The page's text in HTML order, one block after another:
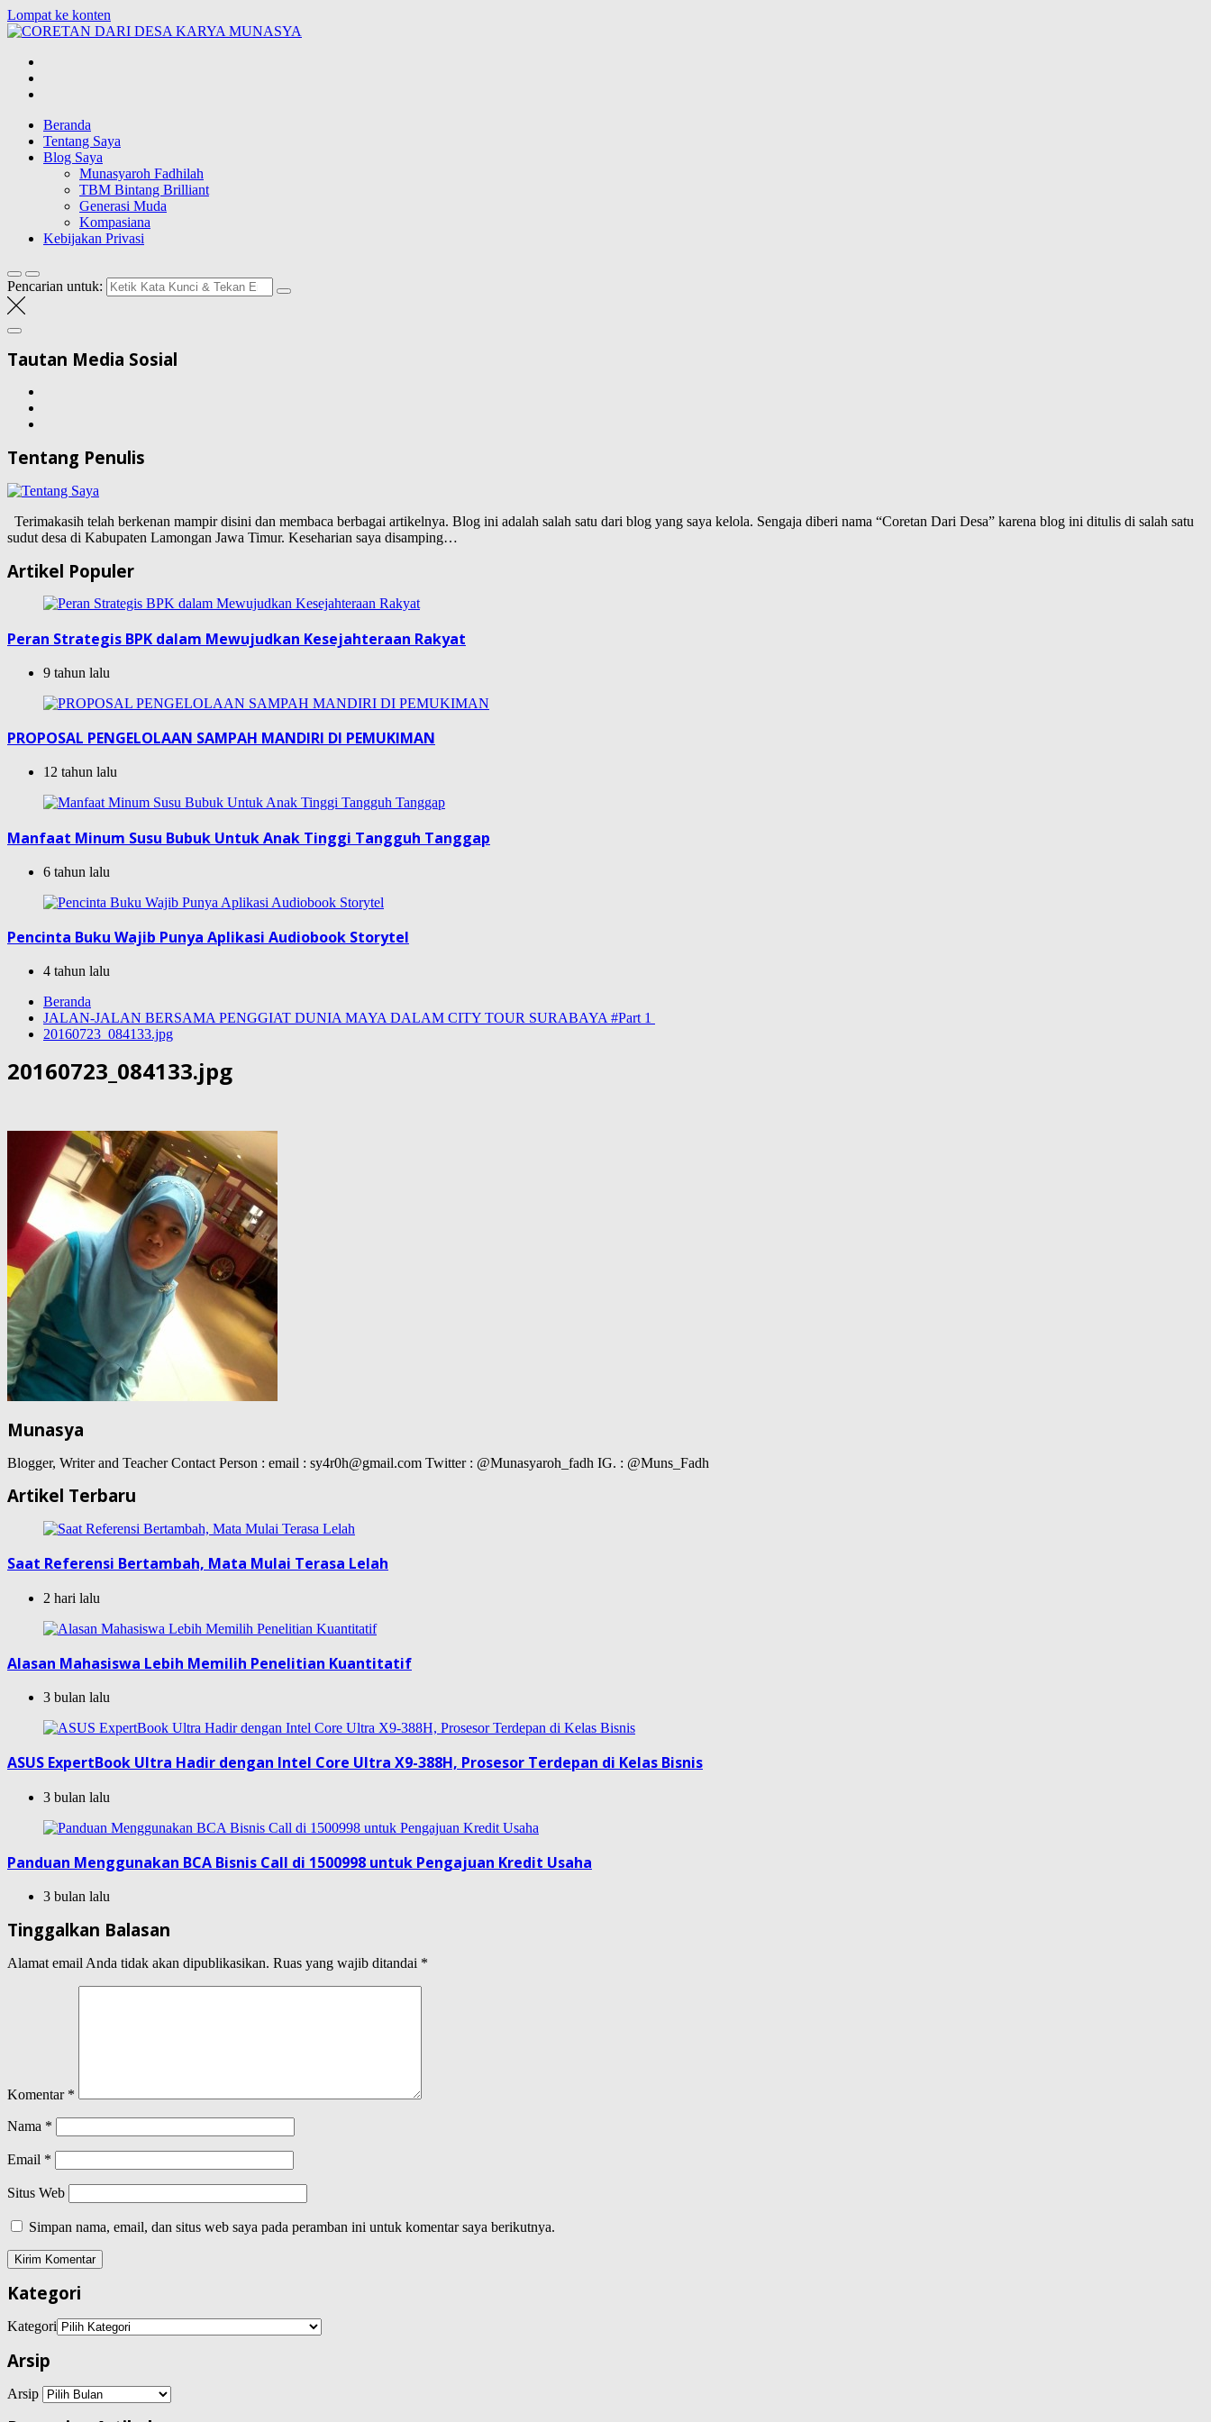
Lompat ke konten
Blog Wong Ndeso yang ingin berbagi berbagai hal di sekitarnya
Beranda
Tentang Saya
Blog Saya
Munasyaroh Fadhilah
TBM Bintang Brilliant
Generasi Muda
Kompasiana
Kebijakan Privasi
Pencarian untuk:
Tautan Media Sosial
Tentang Penulis
Terimakasih telah berkenan mampir disini dan membaca berbagai artikelnya. Blog ini adalah salah satu dari blog yang saya kelola. Sengaja diberi nama “Coretan Dari Desa” karena blog ini ditulis di salah satu
sudut desa di Kabupaten Lamongan Jawa Timur. Keseharian saya disamping…
Artikel Populer
Peran Strategis BPK dalam Mewujudkan Kesejahteraan Rakyat
9 tahun lalu
PROPOSAL PENGELOLAAN SAMPAH MANDIRI DI PEMUKIMAN
12 tahun lalu
Manfaat Minum Susu Bubuk Untuk Anak Tinggi Tangguh Tanggap
6 tahun lalu
Pencinta Buku Wajib Punya Aplikasi Audiobook Storytel
4 tahun lalu
Beranda
JALAN-JALAN BERSAMA PENGGIAT DUNIA MAYA DALAM CITY TOUR SURABAYA #Part 1
20160723_084133.jpg
20160723_084133.jpg
Munasya
Blogger, Writer and Teacher Contact Person : email : sy4r0h@gmail.com Twitter : @Munasyaroh_fadh IG. : @Muns_Fadh
Artikel Terbaru
Saat Referensi Bertambah, Mata Mulai Terasa Lelah
2 hari lalu
Alasan Mahasiswa Lebih Memilih Penelitian Kuantitatif
3 bulan lalu
ASUS ExpertBook Ultra Hadir dengan Intel Core Ultra X9-388H, Prosesor Terdepan di Kelas Bisnis
3 bulan lalu
Panduan Menggunakan BCA Bisnis Call di 1500998 untuk Pengajuan Kredit Usaha
3 bulan lalu
Tinggalkan Balasan
Alamat email Anda tidak akan dipublikasikan. Ruas yang wajib ditandai *
Komentar *
Nama *
Email *
Situs Web
Simpan nama, email, dan situs web saya pada peramban ini untuk komentar saya berikutnya.
Kategori
Kategori
Arsip
Arsip